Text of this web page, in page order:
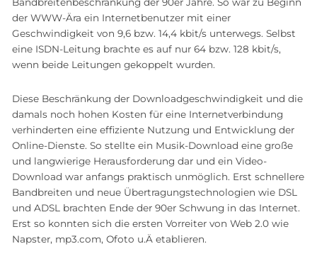
Bandbreitenbeschränkung der 90er Jahre. So war zu Beginn
der WWW-Ära ein Internetbenutzer mit einer
Geschwindigkeit von 9,6 bzw. 14,4 kbit/s unterwegs. Selbst
eine ISDN-Leitung brachte es auf nur 64 bzw. 128 kbit/s,
wenn beide Leitungen gekoppelt wurden.
Diese Beschränkung der Downloadgeschwindigkeit und die
damals noch hohen Kosten für eine Internetverbindung
verhinderten eine effiziente Nutzung und Entwicklung der
Online-Dienste. So stellte ein Musik-Download eine große
und langwierige Herausforderung dar und ein Video-
Download war anfangs praktisch unmöglich. Erst schnellere
Bandbreiten und neue Übertragungstechnologien wie DSL
und ADSL brachten Ende der 90er Schwung in das Internet.
Erst so konnten sich die ersten Vorreiter von Web 2.0 wie
Napster, mp3.com, Ofoto u.Ä etablieren.